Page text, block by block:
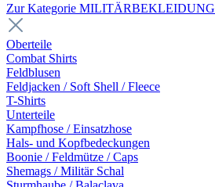
Zur Kategorie MILITÄRBEKLEIDUNG
Oberteile
Combat Shirts
Feldblusen
Feldjacken / Soft Shell / Fleece
T-Shirts
Unterteile
Kampfhose / Einsatzhose
Hals- und Kopfbedeckungen
Boonie / Feldmütze / Caps
Shemags / Militär Schal